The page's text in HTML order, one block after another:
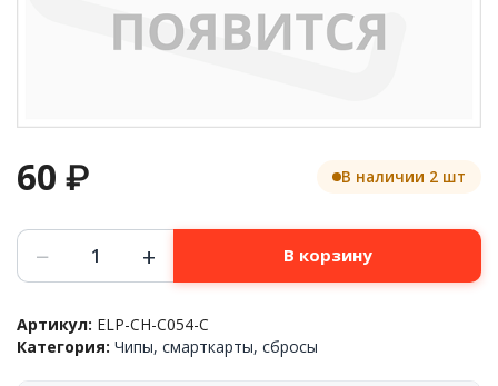
60 ₽ В наличии 2 шт
Количество
товара
Чип
i-
SENSYS
− + В корзину
Артикул: ELP-CH-C054-C
Категория: Чипы, смарткарты, сбросы